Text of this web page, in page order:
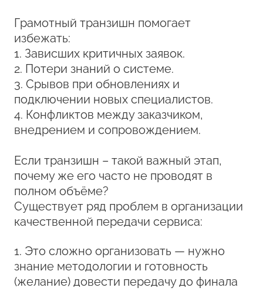
Грамотный транзишн помогает
избежать:
1. Зависших критичных заявок.
2. Потери знаний о системе.
3. Срывов при обновлениях и
подключении новых специалистов.
4. Конфликтов между заказчиком,
внедрением и сопровождением.
Если транзишн – такой важный этап,
почему же его часто не проводят в
полном объёме?
Существует ряд проблем в организации
качественной передачи сервиса:
1. Это сложно организовать — нужно
знание методологии и готовность
(желание) довести передачу до финала